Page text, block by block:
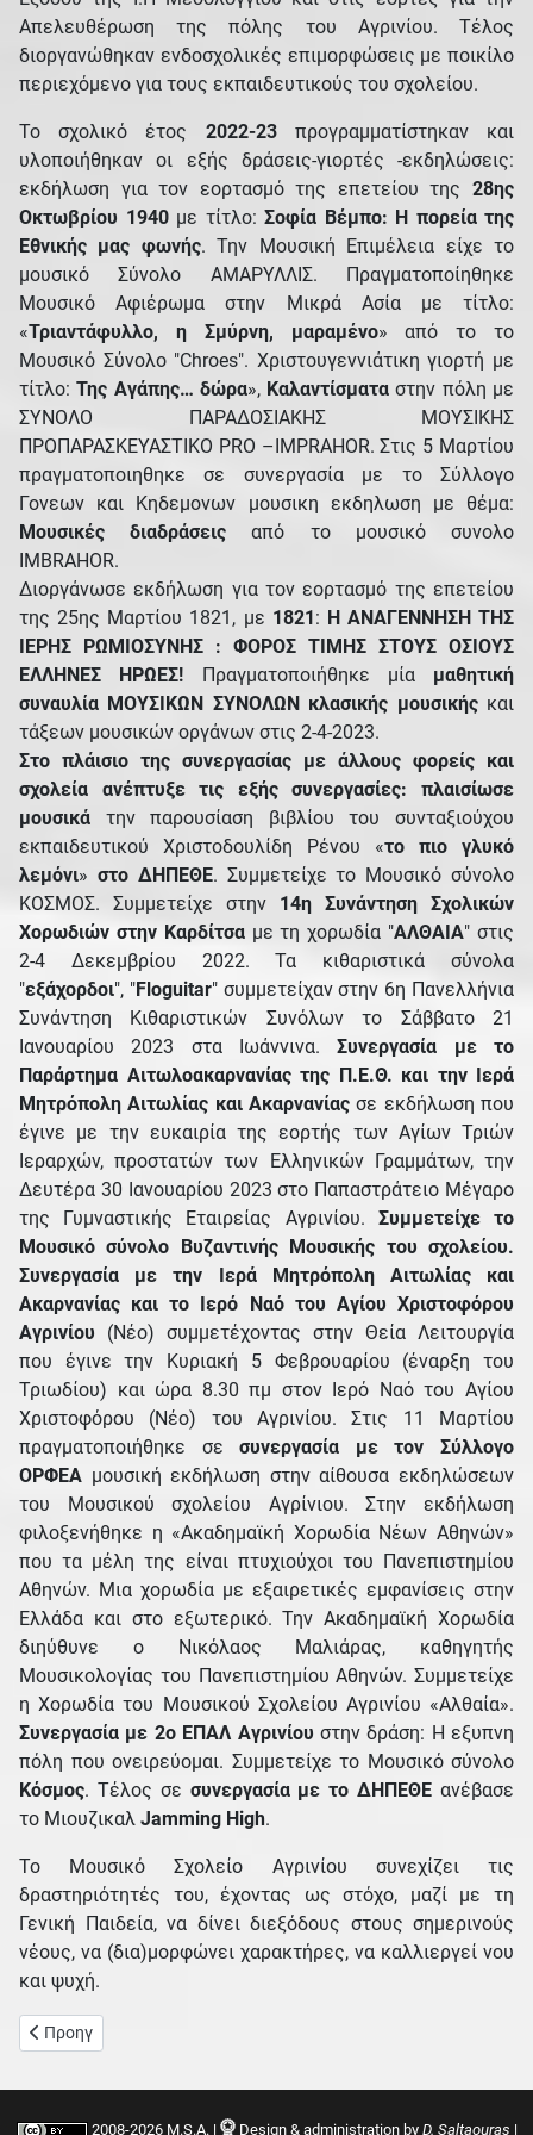
Απελευθέρωση της πόλης του Αγρινίου. Τέλος
διοργανώθηκαν ενδοσχολικές επιμορφώσεις με ποικίλο
περιεχόμενο για τους εκπαιδευτικούς του σχολείου.
Το σχολικό έτος 2022-23προγραμματίστηκαν και
υλοποιήθηκαν οι εξής δράσεις-γιορτές -εκδηλώσεις:
εκδήλωση για τον εορτασμό της επετείου της 28ης
Οκτωβρίου 1940με τίτλο: Σοφία Βέμπο: Η πορεία της
Εθνικής μας φωνής. Την Μουσική Επιμέλεια είχε το
μουσικό Σύνολο ΑΜΑΡΥΛΛΙΣ. Πραγματοποίηθηκε
Μουσικό Αφιέρωμα στην Μικρά Ασία με τίτλο:
«Τριαντάφυλλο, η Σμύρνη, μαραμένο» από το το
Μουσικό Σύνολο "Chroes". Χριστουγεννιάτικη γιορτή με
τίτλο:Της Αγάπης… δώρα», Καλαντίσματα στην πόλη με
ΣΥΝΟΛΟ ΠΑΡΑΔΟΣΙΑΚΗΣ ΜΟΥΣΙΚΗΣ
ΠΡΟΠΑΡΑΣΚΕΥΑΣΤΙΚΟ PRO –IMPRAHOR. Στις 5 Μαρτίου
πραγματοποιηθηκε σε συνεργασία με το Σύλλογο
Γονεων και Κηδεμονων μουσικη εκδηλωση με θέμα:
Μουσικές διαδράσεις από το μουσικό συνολο
ΙMBRAHOR.
Διοργάνωσε εκδήλωση για τον εορτασμό της επετείου
της 25ης Μαρτίου 1821, με 1821: Η ΑΝΑΓΕΝΝΗΣΗ ΤΗΣ
ΙΕΡΗΣ ΡΩΜΙΟΣΥΝΗΣ : ΦΟΡΟΣ ΤΙΜΗΣ ΣΤΟΥΣ ΟΣΙΟΥΣ
ΕΛΛΗΝΕΣ ΗΡΩΕΣ! Πραγματοποιήθηκε μία μαθητική
συναυλία ΜΟΥΣΙΚΩΝ ΣΥΝΟΛΩΝ κλασικής μουσικήςκαι
τάξεων μουσικών οργάνων στις 2-4-2023.
Στο πλάισιο της συνεργασίας με άλλους φορείς και
σχολεία ανέπτυξε τις εξής συνεργασίες: πλαισίωσε
μουσικά την παρουσίαση βιβλίου του συνταξιούχου
εκπαιδευτικού Χριστοδουλίδη Ρένου «το πιο γλυκό
λεμόνι» στο ΔΗΠΕΘΕ. Συμμετείχε το Μουσικό σύνολο
ΚΟΣΜΟΣ. Συμμετείχε στην 14η Συνάντηση Σχολικών
Χορωδιών στην Καρδίτσαμε τη χορωδία "ΑΛΘΑΙΑ" στις
2-4 Δεκεμβρίου 2022. Τα κιθαριστικά σύνολα
"εξάχορδοι", "Floguitar" συμμετείχαν στην 6η Πανελλήνια
Συνάντηση Κιθαριστικών Συνόλων το Σάββατο 21
Ιανουαρίου 2023 στα Ιωάννινα.Συνεργασία με το
Παράρτημα Αιτωλοακαρνανίας της Π.Ε.Θ. και την Ιερά
Μητρόπολη Αιτωλίας και Ακαρνανίας σε εκδήλωση που
έγινε με την ευκαιρία της εορτής των Αγίων Τριών
Ιεραρχών, προστατών των Ελληνικών Γραμμάτων, την
Δευτέρα 30 Ιανουαρίου 2023 στο Παπαστράτειο Μέγαρο
της Γυμναστικής Εταιρείας Αγρινίου. Συμμετείχε το
Μουσικό σύνολο Βυζαντινής Μουσικής του σχολείου.
Συνεργασία με την Ιερά Μητρόπολη Αιτωλίας και
Ακαρνανίας και το Ιερό Ναό του Αγίου Χριστοφόρου
Αγρινίου (Νέο) συμμετέχοντας στην Θεία Λειτουργία
που έγινε την Κυριακή 5 Φεβρουαρίου (έναρξη του
Τριωδίου) και ώρα 8.30 πμ στον Ιερό Ναό του Αγίου
Χριστοφόρου (Νέο) του Αγρινίου. Στις 11 Μαρτίου
πραγματοποιήθηκε σεσυνεργασία με τον Σύλλογο
ΟΡΦΕΑ μουσική εκδήλωση στην αίθουσα εκδηλώσεων
του Μουσικού σχολείου Αγρίνιου. Στην εκδήλωση
φιλοξενήθηκε η «Ακαδημαϊκή Χορωδία Νέων Αθηνών»
που τα μέλη της είναι πτυχιούχοι του Πανεπιστημίου
Αθηνών. Μια χορωδία με εξαιρετικές εμφανίσεις στην
Ελλάδα και στο εξωτερικό. Την Ακαδημαϊκή Χορωδία
διηύθυνε ο Νικόλαος Μαλιάρας, καθηγητής
Μουσικολογίας του Πανεπιστημίου Αθηνών. Συμμετείχε
η Χορωδία του Μουσικού Σχολείου Αγρινίου «Αλθαία».
Συνεργασία με 2ο ΕΠΑΛ Αγρινίου στην δράση: Η εξυπνη
πόλη που ονειρεύομαι. Συμμετείχε το Μουσικό σύνολο
Κόσμος. Τέλος σε συνεργασία με το ΔΗΠΕΘΕ ανέβασε
το Μιουζικαλ Jamming High.
Το Μουσικό Σχολείο Αγρινίου συνεχίζει τις
δραστηριότητές του, έχοντας ως στόχο, μαζί με τη
Γενική Παιδεία, να δίνει διεξόδους στους σημερινούς
νέους, να (δια)μορφώνει χαρακτήρες, να καλλιεργεί νου
και ψυχή.
Προηγούμενο άρθρο: Πρόγραμμα μαθημάτων
Προηγ
2008-2026 M.S.A. | Design & administration by D. Saltaouras |